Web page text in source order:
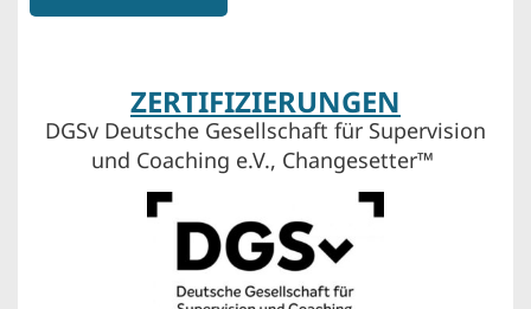
ZERTIFIZIERUNGEN
DGSv Deutsche Gesellschaft für Supervision
und Coaching e.V., Changesetter™